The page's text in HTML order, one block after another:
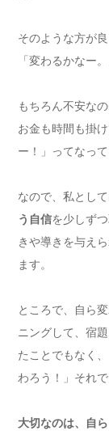
そのような方が
「変わるかなー。
もちろん不安な
お金も時間も掛
ー！」ってなっ
なので、私として
う自信を少しず
きや導きを与え
ます。
ところで、自ら
ニングして、宿
たことでもなく
わろう！」それで
大切なのは、自